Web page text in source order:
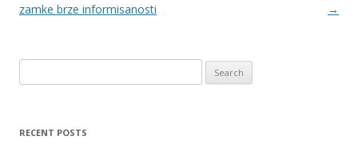
zamke brze informisanosti
→
e
rRECENT POSTS